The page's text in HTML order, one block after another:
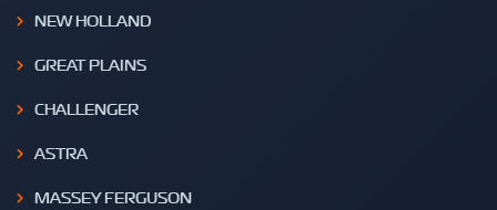
NEW HOLLAND
GREAT PLAINS
CHALLENGER
ASTRA
MASSEY FERGUSON